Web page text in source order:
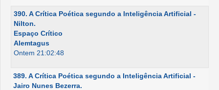
390. A Crítica Poética segundo a Inteligência Artificial -
Nilton.
Espaço Crítico
Alemtagus
Ontem 21:02:48
389. A Crítica Poética segundo a Inteligência Artificial -
Jairo Nunes Bezerra.